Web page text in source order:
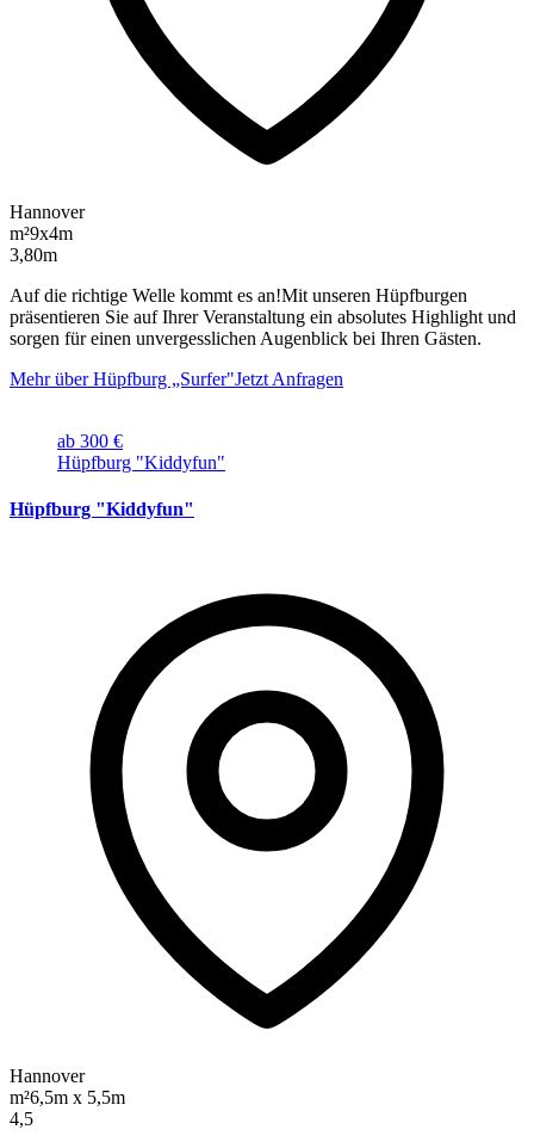
Hannover
m²9x4m
3,80m
Auf die richtige Welle kommt es an!Mit unseren Hüpfburgen
präsentieren Sie auf Ihrer Veranstaltung ein absolutes Highlight und
sorgen für einen unvergesslichen Augenblick bei Ihren Gästen.
Mehr über Hüpfburg „Surfer"Jetzt Anfragen
ab 300 €
Hüpfburg "Kiddyfun"
Hüpfburg "Kiddyfun"
Hannover
m²6,5m x 5,5m
4,5